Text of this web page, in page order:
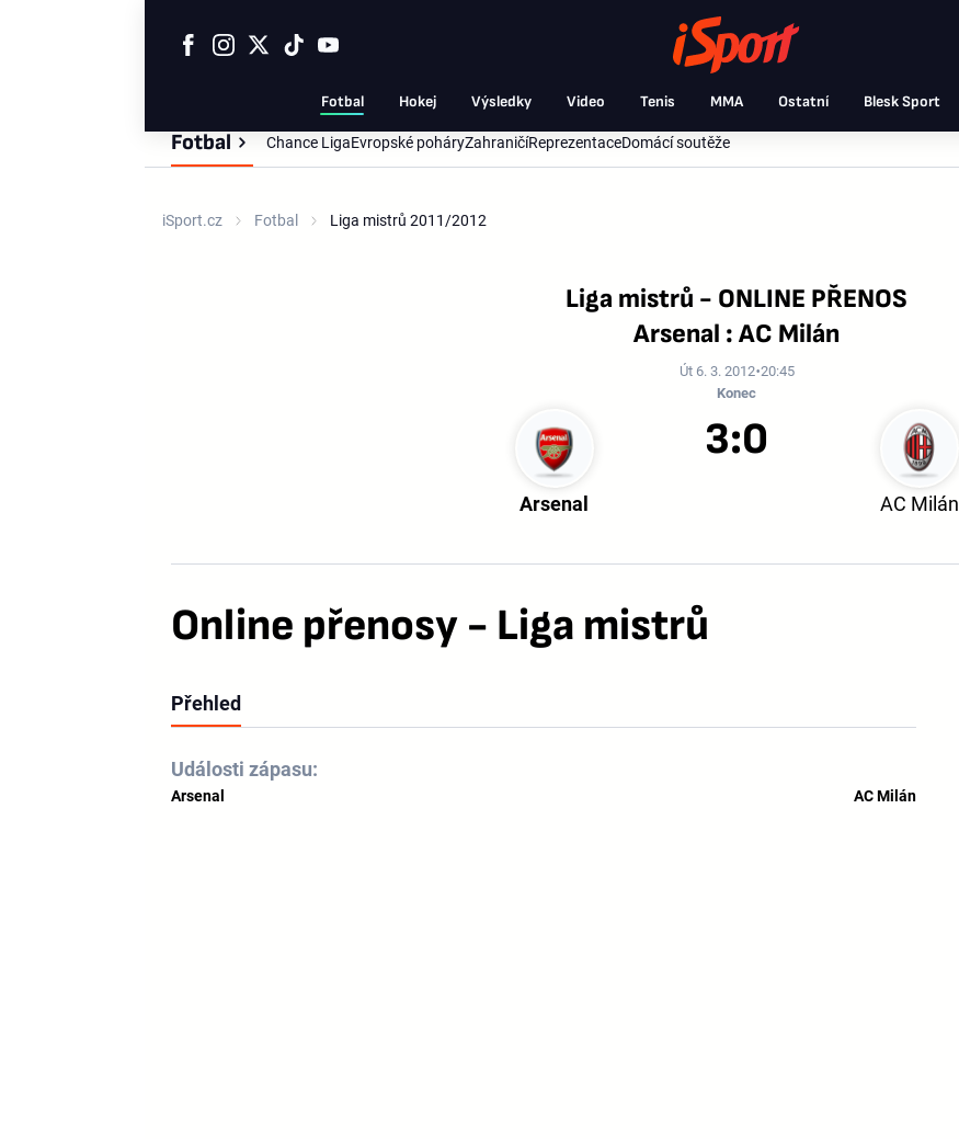
Fotbal Hokej Výsledky Video Tenis MMA Ostatní Blesk Sport
Fotbal Chance LigaEvropské poháryZahraničíReprezentaceDomácí soutěže
iSport.cz Fotbal Liga mistrů 2011/2012
Liga mistrů - ONLINE PŘENOS
Arsenal : AC Milán
Út 6. 3. 2012 20:45
Konec
Arsenal AC Milán
3:0
Online přenosy - Liga mistrů
Přehled
Události zápasu:
Arsenal AC Milán